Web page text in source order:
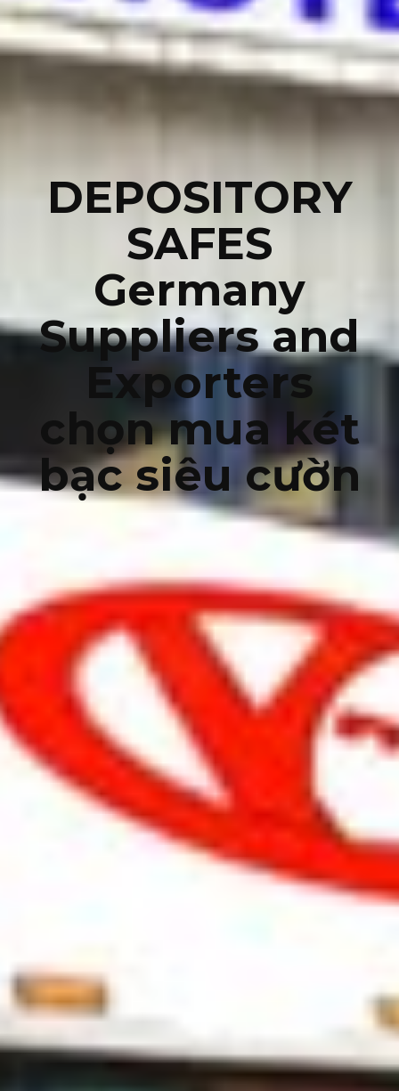
DEPOSITORY
SAFES
Germany
Suppliers and
Exporters
chọn mua két
bạc siêu cườn